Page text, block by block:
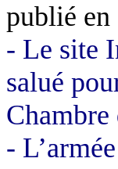
publié en
- Le site
salué
-